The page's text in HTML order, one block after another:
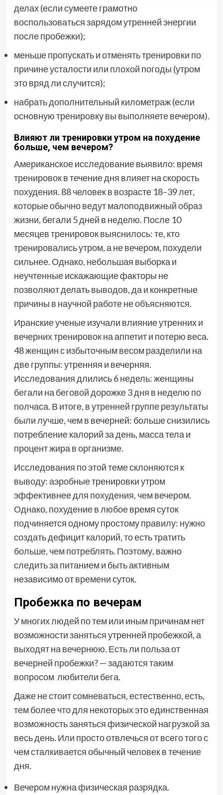
делах (если сумеете грамотно
воспользоваться зарядом утренней энергии
после пробежки);
меньше пропускать и отменять тренировки по
причине усталости или плохой погоды (утром
это вряд ли случится);
набрать дополнительный километраж (если
основную тренировку вы выполняете вечером).
Влияют ли тренировки утром на похудение
больше, чем вечером?
Американское исследование выявило: время
тренировок в течение дня влияет на скорость
похудения. 88 человек в возрасте 18–39 лет,
которые обычно ведут малоподвижный образ
жизни, бегали 5 дней в неделю. После 10
месяцев тренировок выяснилось: те, кто
тренировались утром, а не вечером, похудели
сильнее. Однако, небольшая выборка и
неучтенные искажающие факторы не
позволяют делать выводов, да и конкретные
причины в научной работе не объясняются.
Иранские ученые изучали влияние утренних и
вечерних тренировок на аппетит и потерю веса.
48 женщин с избыточным весом разделили на
две группы: утренняя и вечерняя.
Исследования длились 6 недель: женщины
бегали на беговой дорожке 3 дня в неделю по
полчаса. В итоге, в утренней группе результаты
были лучше, чем в вечерней: больше снизились
потребление калорий за день, масса тела и
процент жира в организме.
Исследования по этой теме склоняются к
выводу: аэробные тренировки утром
эффективнее для похудения, чем вечером.
Однако, похудение в любое время суток
подчиняется одному простому правилу: нужно
создать дефицит калорий, то есть тратить
больше, чем потреблять. Поэтому, важно
следить за питанием и быть активным
независимо от времени суток.
Пробежка по вечерам
У многих людей по тем или иным причинам нет
возможности заняться утренней пробежкой, а
выходят на вечернюю. Есть ли польза от
вечерней пробежки? — задаются таким
вопросом любители бега.
Даже не стоит сомневаться, естественно, есть,
тем более что для некоторых это единственная
возможность заняться физической нагрузкой за
весь день. Или просто отвлечься от всего того с
чем сталкивается обычный человек в течение
дня.
Вечером нужна физическая разрядка.